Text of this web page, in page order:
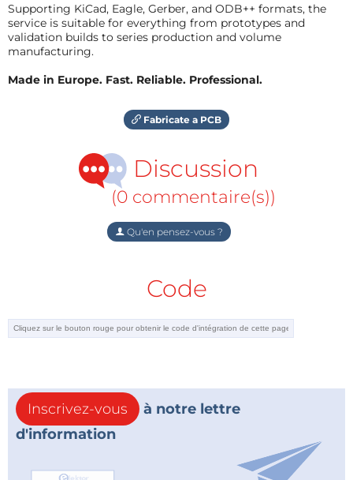
Supporting KiCad, Eagle, Gerber, and ODB++ formats, the
service is suitable for everything from prototypes and
validation builds to series production and volume
manufacturing.
Made in Europe. Fast. Reliable. Professional.
Fabricate a PCB
Discussion
(0 commentaire(s))
Qu'en pensez-vous ?
Code
Inscrivez-vous
à notre lettre
d'information